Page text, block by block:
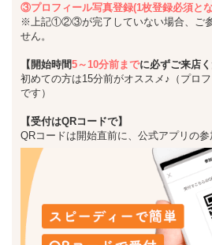
③プロフィール写真登録(1枚登録必須と
※上記①②③が完了していない場合、ご参
せん。
【開始時間5～10分前までに必ずご来店く
初めての方は15分前がオススメ♪（プロ
です）
【受付はQRコードで】
QRコードは開始直前に、公式アプリの